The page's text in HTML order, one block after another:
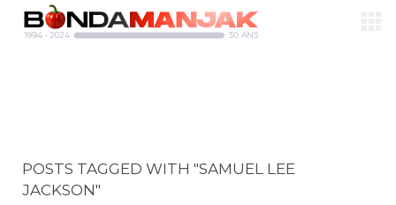
POSTS TAGGED WITH "SAMUEL LEE
JACKSON"